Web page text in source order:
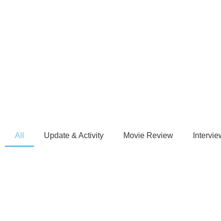
All Update & Activity Movie Review